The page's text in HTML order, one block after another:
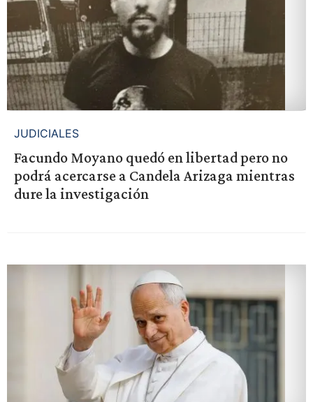
JUDICIALES
Facundo Moyano quedó en libertad pero no
podrá acercarse a Candela Arizaga mientras
dure la investigación